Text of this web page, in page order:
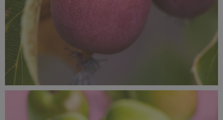
SUPEROWOCE Minikiwi (2).jpg